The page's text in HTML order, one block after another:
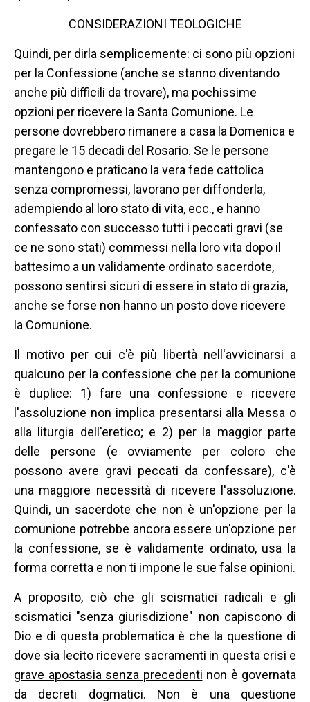
CONSIDERAZIONI TEOLOGICHE
Quindi, per dirla semplicemente: ci sono più opzioni
per la Confessione (anche se stanno diventando
anche più difficili da trovare), ma pochissime
opzioni per ricevere la Santa Comunione. Le
persone dovrebbero rimanere a casa la Domenica e
pregare le 15 decadi del Rosario. Se le persone
mantengono e praticano la vera fede cattolica
senza compromessi, lavorano per diffonderla,
adempiendo al loro stato di vita, ecc., e hanno
confessato con successo tutti i peccati gravi (se
ce ne sono stati) commessi nella loro vita dopo il
battesimo a un validamente ordinato sacerdote,
possono sentirsi sicuri di essere in stato di grazia,
anche se forse non hanno un posto dove ricevere
la Comunione.
Il motivo per cui c'è più libertà nell'avvicinarsi a
qualcuno per la confessione che per la comunione
è duplice: 1) fare una confessione e ricevere
l'assoluzione non implica presentarsi alla Messa o
alla liturgia dell'eretico; e 2) per la maggior parte
delle persone (e ovviamente per coloro che
possono avere gravi peccati da confessare), c'è
una maggiore necessità di ricevere l'assoluzione.
Quindi, un sacerdote che non è un'opzione per la
comunione potrebbe ancora essere un'opzione per
la confessione, se è validamente ordinato, usa la
forma corretta e non ti impone le sue false opinioni.
A proposito, ciò che gli scismatici radicali e gli
scismatici "senza giurisdizione" non capiscono di
Dio e di questa problematica è che la questione di
dove sia lecito ricevere sacramenti in questa crisi e
grave apostasia senza precedenti non è governata
da decreti dogmatici. Non è una questione